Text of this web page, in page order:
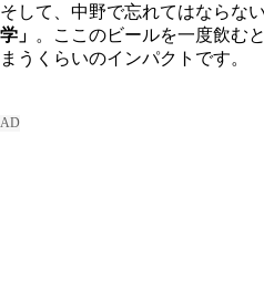
そして、中野で忘れてはならな
学」 。ここのビールを一度飲む
まうくらいのインパクトです。